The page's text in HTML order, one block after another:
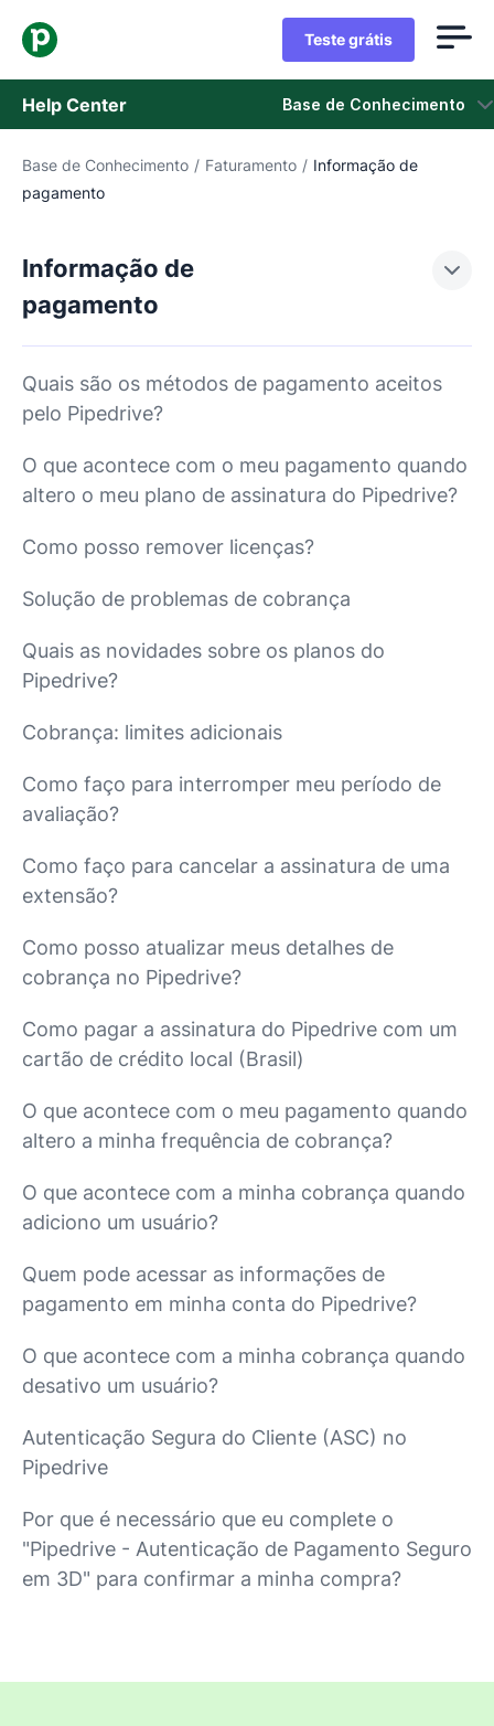
Teste grátis
Help Center Base de Conhecimento
Base de Conhecimento
Fale com o Suporte
Base de Conhecimento / Faturamento / Informação de
pagamento
Informação de
pagamento
Quais são os métodos de pagamento aceitos
pelo Pipedrive?
O que acontece com o meu pagamento quando
altero o meu plano de assinatura do Pipedrive?
Como posso remover licenças?
Solução de problemas de cobrança
Quais as novidades sobre os planos do
Pipedrive?
Cobrança: limites adicionais
Como faço para interromper meu período de
avaliação?
Como faço para cancelar a assinatura de uma
extensão?
Como posso atualizar meus detalhes de
cobrança no Pipedrive?
Como pagar a assinatura do Pipedrive com um
cartão de crédito local (Brasil)
O que acontece com o meu pagamento quando
altero a minha frequência de cobrança?
O que acontece com a minha cobrança quando
adiciono um usuário?
Quem pode acessar as informações de
pagamento em minha conta do Pipedrive?
O que acontece com a minha cobrança quando
desativo um usuário?
Autenticação Segura do Cliente (ASC) no
Pipedrive
Por que é necessário que eu complete o
"Pipedrive - Autenticação de Pagamento Seguro
em 3D" para confirmar a minha compra?